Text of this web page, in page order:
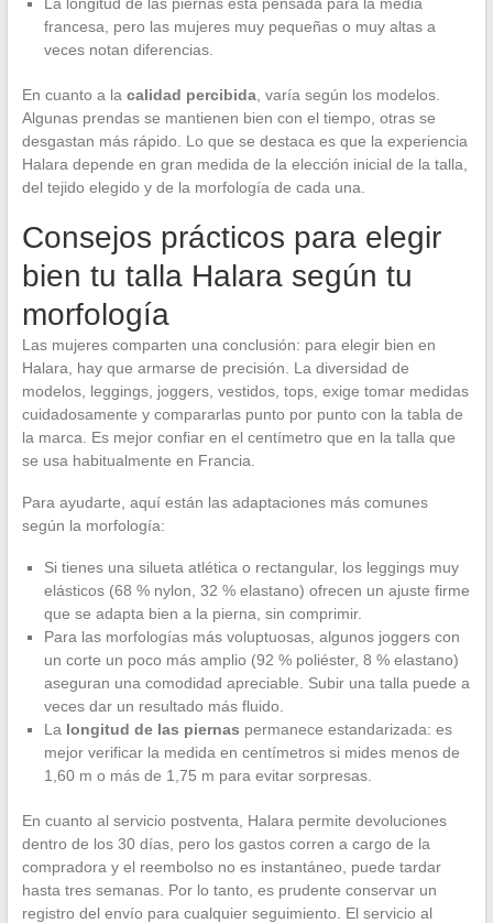
francesa, pero las mujeres muy pequeñas o muy altas a
veces notan diferencias.
En cuanto a la calidad percibida, varía según los modelos.
Algunas prendas se mantienen bien con el tiempo, otras se
desgastan más rápido. Lo que se destaca es que la experiencia
Halara depende en gran medida de la elección inicial de la talla,
del tejido elegido y de la morfología de cada una.
Consejos prácticos para elegir
bien tu talla Halara según tu
morfología
Las mujeres comparten una conclusión: para elegir bien en
Halara, hay que armarse de precisión. La diversidad de
modelos, leggings, joggers, vestidos, tops, exige tomar medidas
cuidadosamente y compararlas punto por punto con la tabla de
la marca. Es mejor confiar en el centímetro que en la talla que
se usa habitualmente en Francia.
Para ayudarte, aquí están las adaptaciones más comunes
según la morfología:
Si tienes una silueta atlética o rectangular, los leggings muy
elásticos (68 % nylon, 32 % elastano) ofrecen un ajuste firme
que se adapta bien a la pierna, sin comprimir.
Para las morfologías más voluptuosas, algunos joggers con
un corte un poco más amplio (92 % poliéster, 8 % elastano)
aseguran una comodidad apreciable. Subir una talla puede a
veces dar un resultado más fluido.
La longitud de las piernas permanece estandarizada: es
mejor verificar la medida en centímetros si mides menos de
1,60 m o más de 1,75 m para evitar sorpresas.
En cuanto al servicio postventa, Halara permite devoluciones
dentro de los 30 días, pero los gastos corren a cargo de la
compradora y el reembolso no es instantáneo, puede tardar
hasta tres semanas. Por lo tanto, es prudente conservar un
registro del envío para cualquier seguimiento. El servicio al